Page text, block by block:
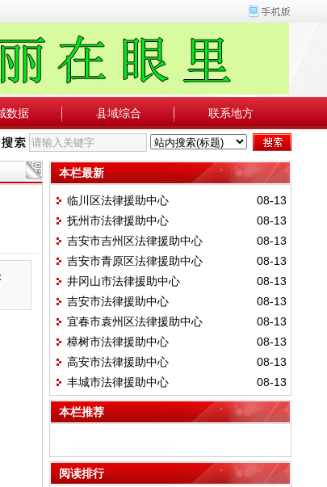
数据 县域综合 联系地方
本栏最新
08-13
临川区法律援助中心
08-13
抚州市法律援助中心
08-13
吉安市吉州区法律援助中心
08-13
吉安市青原区法律援助中心
08-13
井冈山市法律援助中心
08-13
吉安市法律援助中心
08-13
宜春市袁州区法律援助中心
08-13
樟树市法律援助中心
08-13
高安市法律援助中心
08-13
丰城市法律援助中心
本栏推荐
阅读排行